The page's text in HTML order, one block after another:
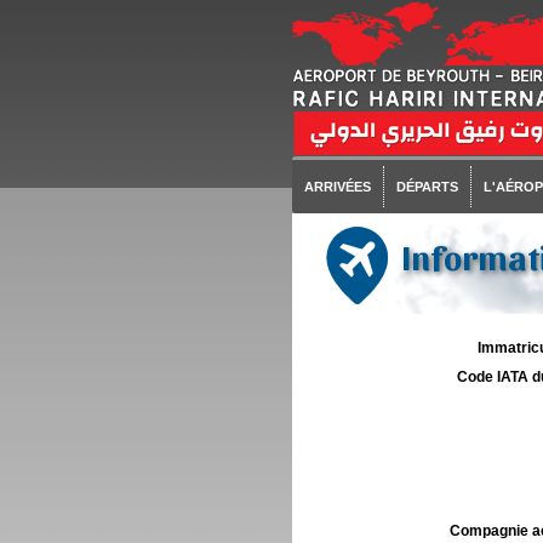
ARRIVÉES DÉPARTS
Code IATA
Compagnie